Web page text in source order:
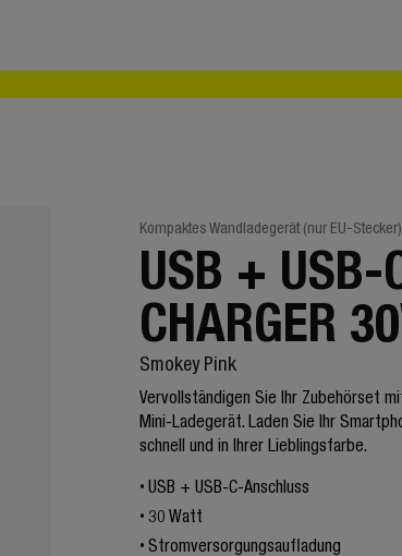
Kompaktes Wandladegerät (nur EU-Stecker)
USB + USB-
CHARGER
Smokey Pink
Vervollständigen Sie Ihr Zubehörset
Mini-Ladegerät. Laden Sie Ihr
schnell und in Ihrer Lieblingsfarbe.
USB + USB-C-Anschluss
30 Watt
Stromversorgungsaufladung